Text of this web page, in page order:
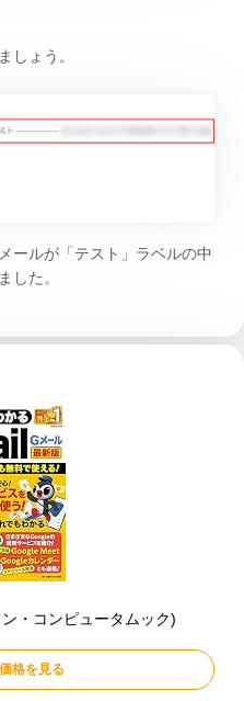
しょう。
ールが「テスト」ラベルの中
した。
・コンピュータムック)
格を見る